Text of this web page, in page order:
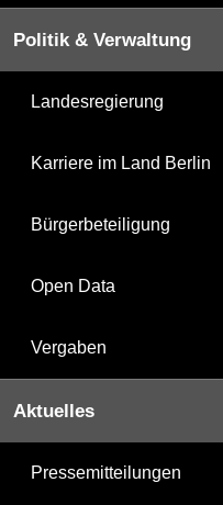
Politik & Verwaltung
Landesregierung
Karriere im Land Berlin
Bürgerbeteiligung
Open Data
Vergaben
Aktuelles
Pressemitteilungen